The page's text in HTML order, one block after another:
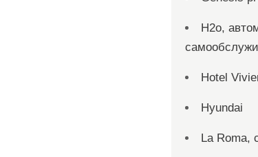
H2o,
Hotel
Hyundai
La Roma,